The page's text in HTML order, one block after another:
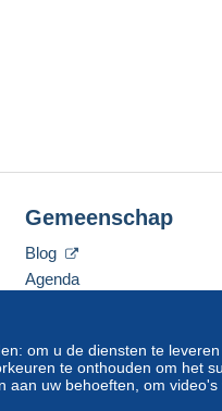
om u de diensten te
te onthouden om het
uw behoeften, om
Gemeenschap
Blog
Agenda